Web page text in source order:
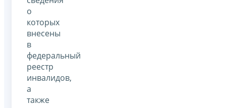
о
которых
внесены
в
федеральный
реестр
инвалидов,
а
также